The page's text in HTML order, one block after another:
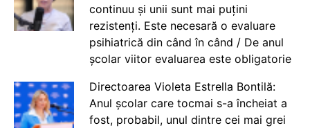
continuu și unii sunt mai puțini
rezistenți. Este necesară o evaluare
psihiatrică din când în când / De anul
școlar viitor evaluarea este obligatorie
Directoarea Violeta Estrella Bontilă:
Anul școlar care tocmai s-a încheiat a
fost, probabil, unul dintre cei mai grei